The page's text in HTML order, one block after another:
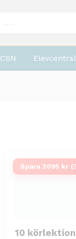
CSN
Spara 2095 kr
10